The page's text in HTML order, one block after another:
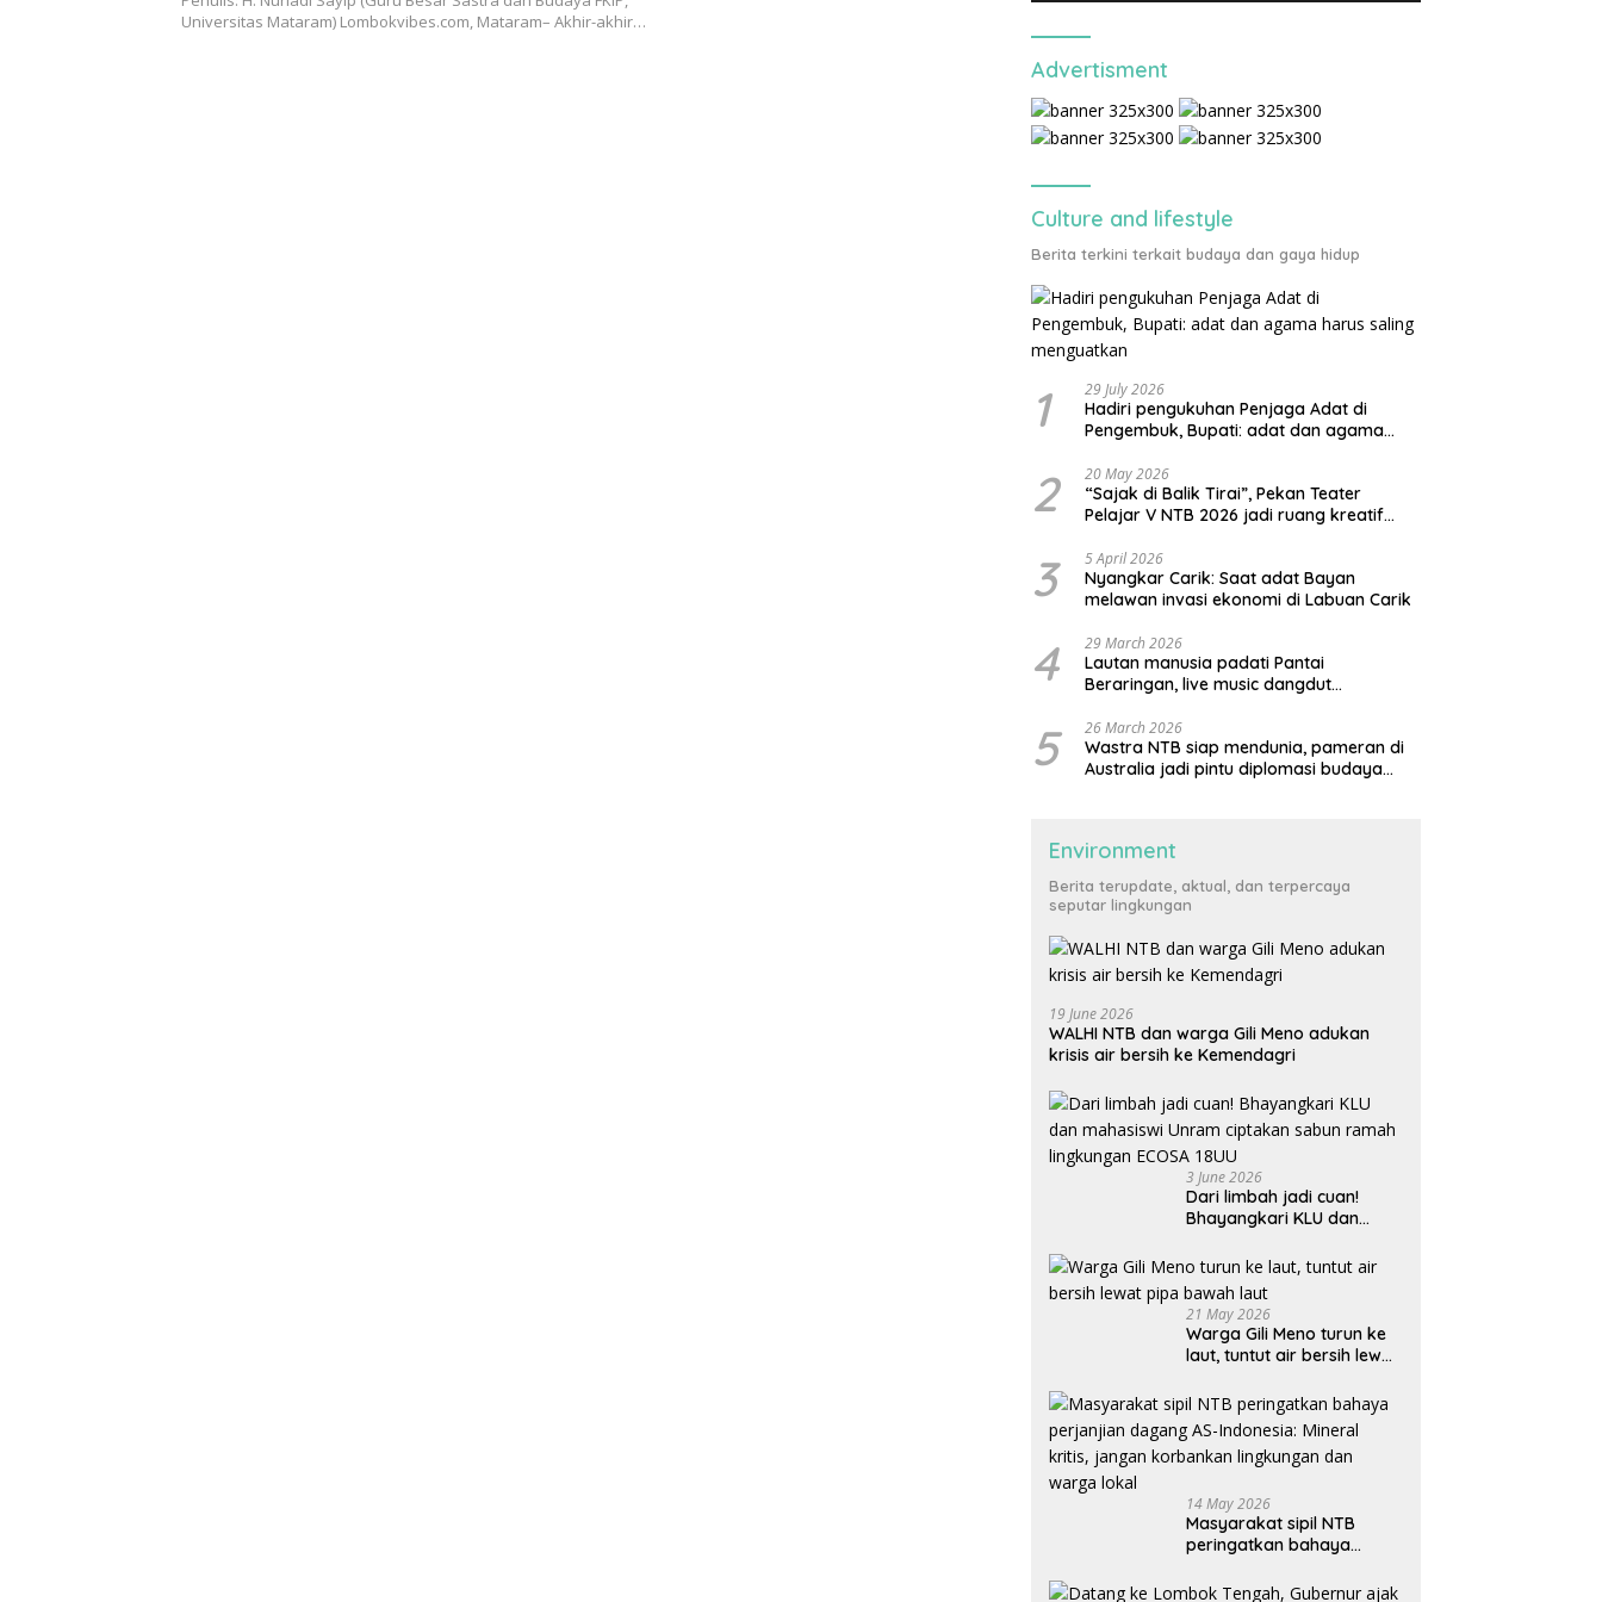
Universitas Mataram) Lombokvibes.com, Mataram– Akhir-akhir…
Advertisment
Culture and lifestyle
Berita terkini terkait budaya dan gaya hidup
1 29 July 2026
Hadiri pengukuhan Penjaga Adat di
Pengembuk, Bupati: adat dan agama
2 20 May 2026
“Sajak di Balik Tirai”, Pekan Teater
Pelajar V NTB 2026 jadi ruang kreatif
3 5 April 2026
Nyangkar Carik: Saat adat Bayan
melawan invasi ekonomi di Labuan Carik
4 29 March 2026
Lautan manusia padati Pantai
Beraringan, live music dangdut
KLU
5 26 March 2026
Wastra NTB siap mendunia, pameran di
Australia jadi pintu diplomasi budaya
Environment
Berita terupdate, aktual, dan terpercaya
seputar lingkungan
19 June 2026
WALHI NTB dan warga Gili Meno adukan
krisis air bersih ke Kemendagri
3 June 2026
Dari limbah jadi cuan!
Bhayangkari KLU dan
sabun ramah lingkungan
ECOSA 18UU
21 May 2026
Warga Gili Meno turun ke
laut, tuntut air bersih lewat
14 May 2026
Masyarakat sipil NTB
peringatkan bahaya
Indonesia: Mineral kritis,